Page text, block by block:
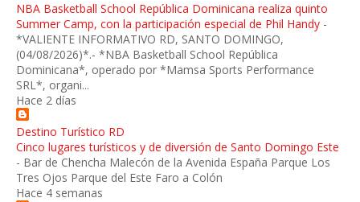
NBA Basketball School República Dominicana realiza quinto
Summer Camp, con la participación especial de Phil Handy -
*VALIENTE INFORMATIVO RD, SANTO DOMINGO,
(04/08/2026)*.- *NBA Basketball School República
Dominicana*, operado por *Mamsa Sports Performance
SRL*, organi...
Hace 2 días
Destino Turístico RD
Cinco lugares turísticos y de diversión de Santo Domingo Este
- Bar de Chencha Malecón de la Avenida España Parque Los
Tres Ojos Parque del Este Faro a Colón
Hace 4 semanas